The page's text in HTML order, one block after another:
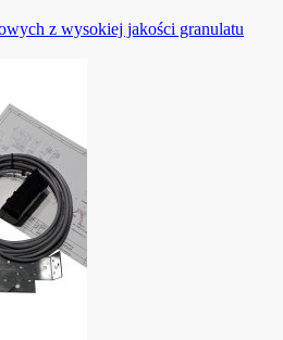
z wysokiej jakości granulatu